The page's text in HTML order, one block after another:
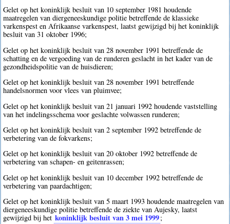
Gelet op het koninklijk besluit van 10 september 1981 houdende
maatregelen van diergeneeskundige politie betreffende de klassieke
varkenspest en Afrikaanse varkenspest, laatst gewijzigd bij het koninklijk
besluit van 31 oktober 1996;
Gelet op het koninklijk besluit van 28 november 1991 betreffende de
schatting en de vergoeding van de runderen geslacht in het kader van de
gezondheidspolitie van de huisdieren;
Gelet op het koninklijk besluit van 28 november 1991 betreffende
handelsnormen voor vlees van pluimvee;
Gelet op het koninklijk besluit van 21 januari 1992 houdende vaststelling
van het indelingsschema voor geslachte volwassen runderen;
Gelet op het koninklijk besluit van 2 september 1992 betreffende de
verbetering van de fokvarkens;
Gelet op het koninklijk besluit van 20 oktober 1992 betreffende de
verbetering van schapen- en geitenrassen;
Gelet op het koninklijk besluit van 10 december 1992 betreffende de
verbetering van paardachtigen;
Gelet op het koninklijk besluit van 5 maart 1993 houdende maatregelen van
diergeneeskundige politie betreffende de ziekte van Aujesky, laatst
gewijzigd bij het koninklijk besluit van 3 mei 1999;